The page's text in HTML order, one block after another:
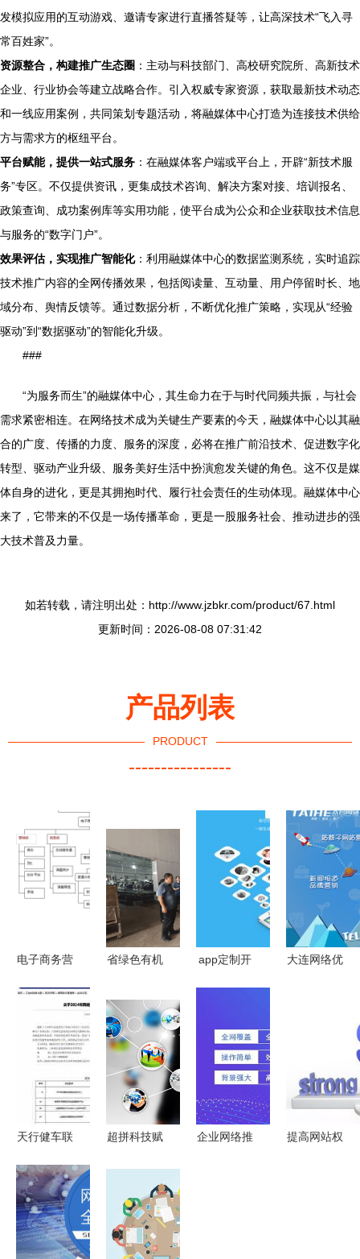
发模拟应用的互动游戏、邀请专家进行直播答疑等，让高深技术“飞入寻
常百姓家”。
资源整合，构建推广生态圈 ：主动与科技部门、高校研究院所、高新技术
企业、行业协会等建立战略合作。引入权威专家资源，获取最新技术动态
和一线应用案例，共同策划专题活动，将融媒体中心打造为连接技术供给
方与需求方的枢纽平台。
平台赋能，提供一站式服务 ：在融媒体客户端或平台上，开辟“新技术服
务”专区。不仅提供资讯，更集成技术咨询、解决方案对接、培训报名、
政策查询、成功案例库等实用功能，使平台成为公众和企业获取技术信息
与服务的“数字门户”。
效果评估，实现推广智能化：利用融媒体中心的数据监测系统，实时追踪
技术推广内容的全网传播效果，包括阅读量、互动量、用户停留时长、地
域分布、舆情反馈等。通过数据分析，不断优化推广策略，实现从“经验
驱动”到“数据驱动”的智能化升级。
###
“为服务而生”的融媒体中心，其生命力在于与时代同频共振，与社会
需求紧密相连。在网络技术成为关键生产要素的今天，融媒体中心以其融
合的广度、传播的力度、服务的深度，必将在推广前沿技术、促进数字化
转型、驱动产业升级、服务美好生活中扮演愈发关键的角色。这不仅是媒
体自身的进化，更是其拥抱时代、履行社会责任的生动体现。融媒体中心
来了，它带来的不仅是一场传播革命，更是一股服务社会、推动进步的强
大技术普及力量。
如若转载，请注明出处：http://www.jzbkr.com/product/67.html
更新时间：2026-08-08 07:31:42
产品列表
PRODUCT
----------------
电子商务营
络技术推广
策略
省绿色有机
系首席专家
赴五常基地
调研授牌，
网络技术赋
能农业高质
量发展
app定制开
的关系解析
大连网络优
天行健车联
工信部网络
安全技术应
用典型案例
超拼科技赋
助其 涅槃
重生 所为
什么
企业网络推
提高网站权